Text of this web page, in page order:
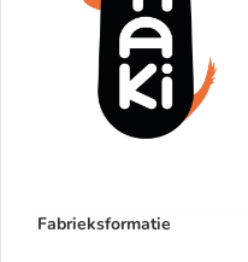
Fabrieksformatie